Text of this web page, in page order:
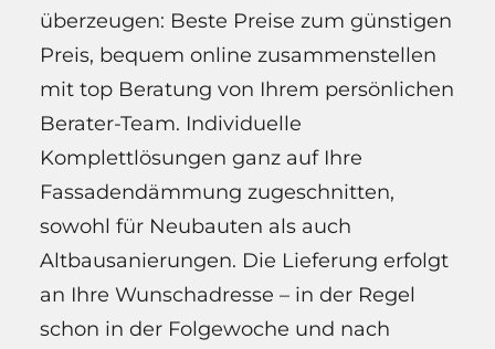
überzeugen: Beste Preise zum günstigen
Preis, bequem online zusammenstellen
mit top Beratung von Ihrem persönlichen
Berater-Team. Individuelle
Komplettlösungen ganz auf Ihre
Fassadendämmung zugeschnitten,
sowohl für Neubauten als auch
Altbausanierungen. Die Lieferung erfolgt
an Ihre Wunschadresse – in der Regel
schon in der Folgewoche und nach